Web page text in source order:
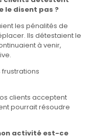
le disent pas ?
les pénalités de
Ils détestaient le
à venir,
frustrations
clients acceptent
pourrait résoudre
activité est-ce